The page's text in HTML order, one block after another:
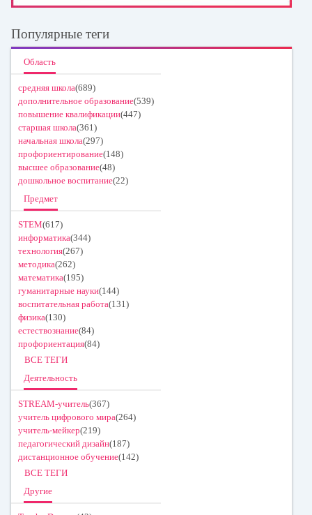
Популярные теги
Область
средняя школа(689)
дополнительное образование(539)
повышение квалификации(447)
старшая школа(361)
начальная школа(297)
профориентирование(148)
высшее образование(48)
дошкольное воспитание(22)
Предмет
STEM(617)
информатика(344)
технология(267)
методика(262)
математика(195)
гуманитарные науки(144)
воспитательная работа(131)
физика(130)
естествознание(84)
профориентация(84)
ВСЕ ТЕГИ
Деятельность
STREAM-учитель(367)
учитель цифрового мира(264)
учитель-мейкер(219)
педагогический дизайн(187)
дистанционное обучение(142)
ВСЕ ТЕГИ
Другие